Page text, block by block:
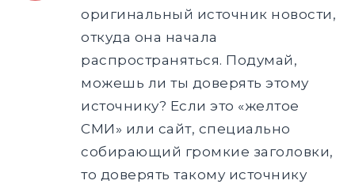
оригинальный источник новости,
откуда она начала
распространяться. Подумай,
можешь ли ты доверять этому
источнику? Если это «желтое
СМИ» или сайт, специально
собирающий громкие заголовки,
то доверять такому источнику